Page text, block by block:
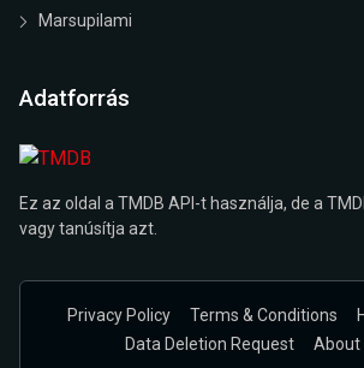
Marsupilami
Adatforrás
Ez az oldal a TMDB API-t használja, de a
vagy tanúsítja azt.
Privacy Policy Terms & Conditions
Data Deletion Request
About